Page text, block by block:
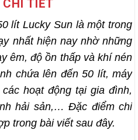
CHI TIẾT
lít Lucky Sunlà một trong
nhất hiện nay nhờ những
êm, độ ồn thấp và khí nén
chứa lên đến 50 lít, máy
hoạt động tại gia đình,
hải sản,… Đặc điểm chi
trong bài viết sau đây.